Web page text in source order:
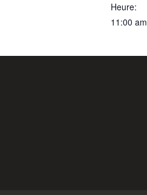
Heure:
11:00 am